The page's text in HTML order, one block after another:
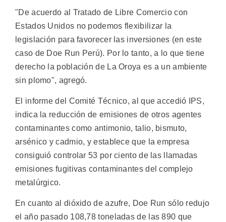
"De acuerdo al Tratado de Libre Comercio con
Estados Unidos no podemos flexibilizar la
legislación para favorecer las inversiones (en este
caso de Doe Run Perú). Por lo tanto, a lo que tiene
derecho la población de La Oroya es a un ambiente
sin plomo", agregó.
El informe del Comité Técnico, al que accedió IPS,
indica la reducción de emisiones de otros agentes
contaminantes como antimonio, talio, bismuto,
arsénico y cadmio, y establece que la empresa
consiguió controlar 53 por ciento de las llamadas
emisiones fugitivas contaminantes del complejo
metalúrgico.
En cuanto al dióxido de azufre, Doe Run sólo redujo
el año pasado 108,78 toneladas de las 890 que